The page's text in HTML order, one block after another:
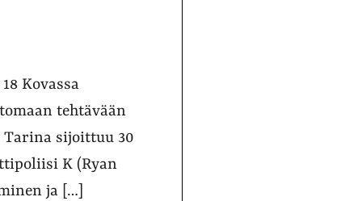
Kovassa
tehtävään
sijoittuu 30
K (Ryan
ja […]